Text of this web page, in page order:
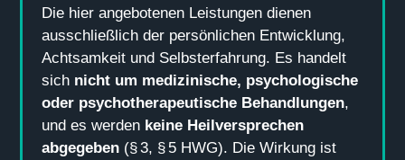
Die hier angebotenen Leistungen dienen
ausschließlich der persönlichen Entwicklung,
Achtsamkeit und Selbsterfahrung. Es handelt
sich nicht um medizinische, psychologische
oder psychotherapeutische Behandlungen,
und es werden keine Heilversprechen
abgegeben(§ 3, § 5 HWG). Die Wirkung ist